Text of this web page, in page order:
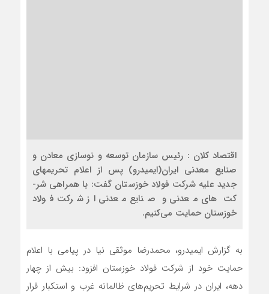
اقتصاد کلان : رئیس سازمان توسعه و نوسازی معادن و
صنایع معدنی ایران(ایمیدرو) پس از اعلام تحریم­های
جدید علیه شرکت فولاد خوزستان گفت: با همراهی شر­
کت ­های معدنی و صنایع معدنی از شرکت فولاد
خوزستان حمایت می‌کنیم.
به گزارش ایمیدرو، محمدرضا موثقی­ نیا در پیامی با اعلام
حمایت خود از شرکت فولاد خوزستان افزود: بیش از چهار
دهه، ایران در شرایط تحریم‌های ظالمانه غرب و استکبار قرار